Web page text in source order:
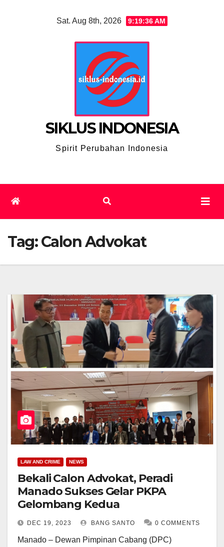
Sat. Aug 8th, 2026 9:19:36 AM
SIKLUS INDONESIA
Spirit Perubahan Indonesia
Tag:Calon Advokat
LAW AND CRIME NEWS
Bekali Calon Advokat, Peradi
Manado Sukses Gelar PKPA
Gelombang Kedua
DEC 19, 2023 BANG SANTO 0 COMMENTS
Manado – Dewan Pimpinan Cabang (DPC)